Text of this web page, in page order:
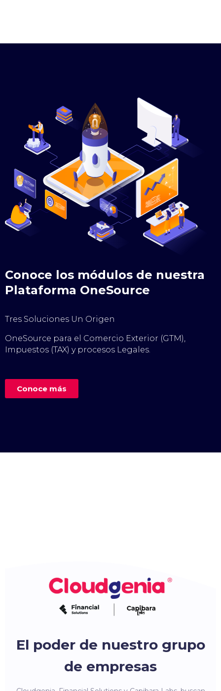
Conoce los módulos de nuestra
Plataforma OneSource
Tres Soluciones Un Origen
OneSource para el Comercio Exterior (GTM),
Impuestos (TAX) y procesos Legales.
Conoce más
El poder de nuestro grupo
de empresas